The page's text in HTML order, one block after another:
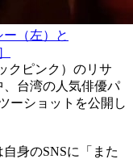
（左）と
クピンク）のリサ
台湾の人気俳優パ
ーショットを公開し
身のSNSに「また